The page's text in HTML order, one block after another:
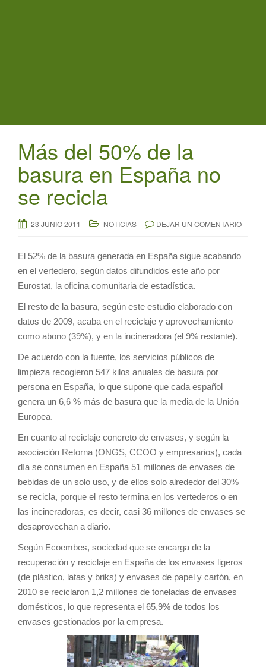
Más del 50% de la
basura en España no
se recicla
23 JUNIO 2011 NOTICIAS DEJAR UN COMENTARIO
El 52% de la basura generada en España sigue acabando
en el vertedero, según datos difundidos este año por
Eurostat, la oficina comunitaria de estadística.
El resto de la basura, según este estudio elaborado con
datos de 2009, acaba en el reciclaje y aprovechamiento
como abono (39%), y en la incineradora (el 9% restante).
De acuerdo con la fuente, los servicios públicos de
limpieza recogieron 547 kilos anuales de basura por
persona en España, lo que supone que cada español
genera un 6,6 % más de basura que la media de la Unión
Europea.
En cuanto al reciclaje concreto de envases, y según la
asociación Retorna (ONGS, CCOO y empresarios), cada
día se consumen en España 51 millones de envases de
bebidas de un solo uso, y de ellos solo alrededor del 30%
se recicla, porque el resto termina en los vertederos o en
las incineradoras, es decir, casi 36 millones de envases se
desaprovechan a diario.
Según Ecoembes, sociedad que se encarga de la
recuperación y reciclaje en España de los envases ligeros
(de plástico, latas y briks) y envases de papel y cartón, en
2010 se reciclaron 1,2 millones de toneladas de envases
domésticos, lo que representa el 65,9% de todos los
envases gestionados por la empresa.